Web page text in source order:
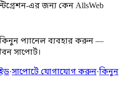
এর জন্য কেন AllsWeb
প্যানেল ব্যবহার করুন —
সাপোর্ট।
·সাপোর্টে যোগাযোগ করুন·কিনুন